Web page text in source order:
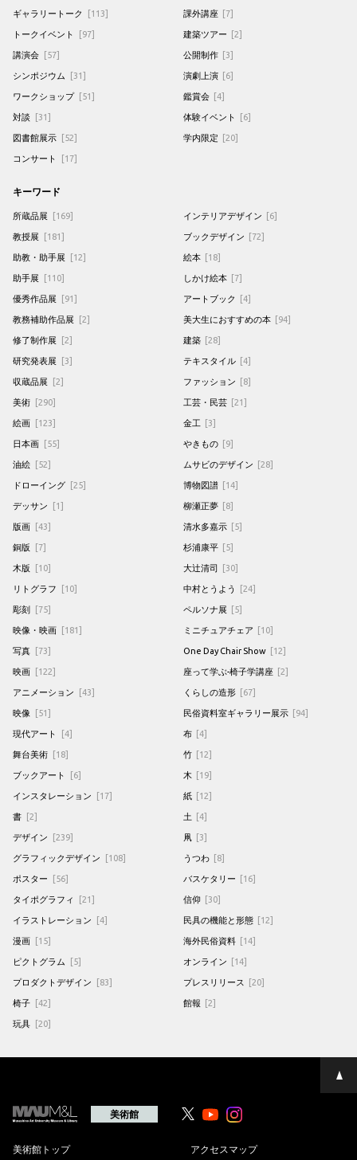
ギャラリートーク [113]
トークイベント [97]
講演会 [57]
シンポジウム [31]
ワークショップ [51]
対談 [31]
図書館展示 [52]
コンサート [17]
課外講座 [7]
建築ツアー [2]
公開制作 [3]
演劇上演 [6]
鑑賞会 [4]
体験イベント [6]
学内限定 [20]
キーワード
所蔵品展 [169]
教授展 [181]
助教・助手展 [12]
助手展 [110]
優秀作品展 [91]
教務補助作品展 [2]
修了制作展 [2]
研究発表展 [3]
収蔵品展 [2]
美術 [290]
絵画 [123]
日本画 [55]
油絵 [52]
ドローイング [25]
デッサン [1]
版画 [43]
銅版 [7]
木版 [10]
リトグラフ [10]
彫刻 [75]
映像・映画 [181]
写真 [73]
映画 [122]
アニメーション [43]
映像 [51]
現代アート [4]
舞台美術 [18]
ブックアート [6]
インスタレーション [17]
書 [2]
デザイン [239]
グラフィックデザイン [108]
ポスター [56]
タイポグラフィ [21]
イラストレーション [4]
漫画 [15]
ピクトグラム [5]
プロダクトデザイン [83]
椅子 [42]
玩具 [20]
インテリアデザイン [6]
ブックデザイン [72]
絵本 [18]
しかけ絵本 [7]
アートブック [4]
美大生におすすめの本 [94]
建築 [28]
テキスタイル [4]
ファッション [8]
工芸・民芸 [21]
金工 [3]
やきもの [9]
ムサビのデザイン [28]
博物図譜 [14]
柳瀬正夢 [8]
清水多嘉示 [5]
杉浦康平 [5]
大辻清司 [30]
中村とうよう [24]
ペルソナ展 [5]
ミニチュアチェア [10]
One Day Chair Show [12]
座って学ぶ-椅子学講座 [2]
くらしの造形 [67]
民俗資料室ギャラリー展示 [94]
布 [4]
竹 [12]
木 [19]
紙 [12]
土 [4]
凧 [3]
うつわ [8]
バスケタリー [16]
信仰 [30]
民具の機能と形態 [12]
海外民俗資料 [14]
オンライン [14]
プレスリリース [20]
館報 [2]
ペ
ー
美術館 YoutubeYoutube
美術館トップ アクセスマップ